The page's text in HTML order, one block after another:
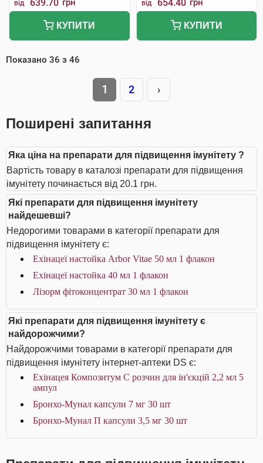
від 639.70 грн
КУПИТИ
від 654.40 грн
КУПИТИ
Показано 36 з 46
1 2 ›
Поширені запитання
Яка ціна на препарати для підвищення імунітету ?
Вартість товару в каталозі препарати для підвищення
імунітету починається від 20.1 грн.
Які препарати для підвищення імунітету
найдешевші?
Недорогими товарами в категорії препарати для
підвищення імунітету є:
Ехінацеї настойка Arbor Vitae 50 мл 1 флакон
Ехінацеї настойка 40 мл 1 флакон
Лізорм фітоконцентрат 30 мл 1 флакон
Які препарати для підвищення імунітету є
найдорожчими?
Найдорожчими товарами в категорії препарати для
підвищення імунітету інтернет-аптеки DS є:
Ехінацея Композитум С розчин для ін'єкцій 2,2 мл 5
ампул
Бронхо-Мунал капсули 7 мг 30 шт
Бронхо-Мунал П капсули 3,5 мг 30 шт